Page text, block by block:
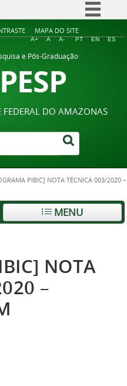
Simplifique!
Acesso à informação
MAPA DO SITE
A+ A A- PT EN ES
e Pós-Graduação
FEDERAL DO AMAZONAS
PIBIC] NOTA TÉCNICA 003/2020 –
MENU
NOTA
–